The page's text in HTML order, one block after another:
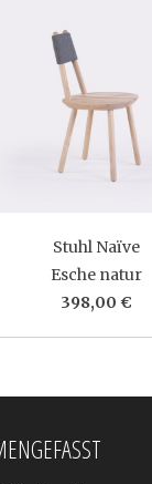
Stuhl Naïve
Esche natur
398,00 €